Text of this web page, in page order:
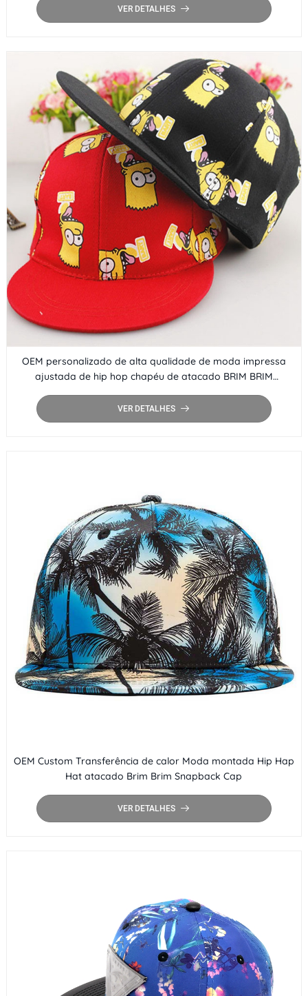
VER DETALHES
OEM personalizado de alta qualidade de moda impressa
ajustada de hip hop chapéu de atacado BRIM BRIM
VER DETALHES
OEM Custom Transferência de calor Moda montada Hip Hap
Hat atacado Brim Brim Snapback Cap
VER DETALHES